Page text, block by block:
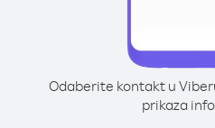
Odaberite kontakt u
prikaza